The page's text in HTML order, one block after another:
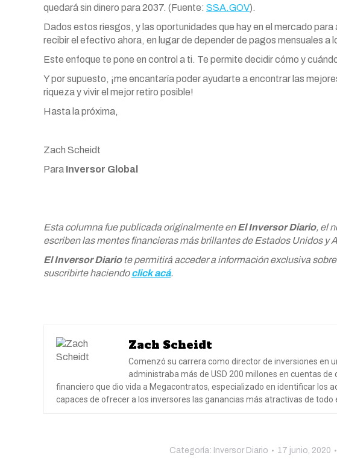
quedará sin dinero para 2037. (Fuente: SSA.GOV).
Dados estos riesgos, y las oportunidades que hay en el mercado
recibir el efectivo ahora, en lugar de depender de pagos mensuales a
Este enfoque te pone en control a ti. Te permite decidir cómo y
Y por supuesto, ¡me encantaría poder ayudarte a encontrar las
riqueza y vivir el mejor retiro posible!
Hasta la próxima,
Zach Scheidt
Para Inversor Global
Esta columna fue publicada originalmente enEl Inversor Diario, el
escriben las mentes financieras más brillantes de Estados Unidos y
El Inversor Diariote permitirá acceder a información exclusiva
suscribirte haciendoclick acá.
Zach Scheidt
Comenzó su carrera como director de inversiones en
administraba más de USD 200 millones en cuentas
financiero que dio vida a Megacontratos, especializado en identificar los
capaces de ofrecer a los inversores las ganancias más atractivas de todo
Categoría: Inversor Diario 17 junio, 2020